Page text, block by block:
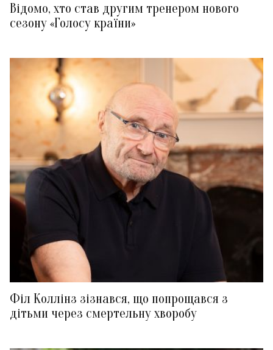
Відомо, хто став другим тренером нового
сезону «Голосу країни»
Філ Коллінз зізнався, що попрощався з
дітьми через смертельну хворобу